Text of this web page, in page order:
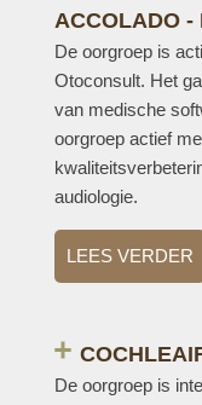
ACCOLADO -
De oorgroep is
Otoconsult. Het
van medische
oorgroep actief
audiologie.
LEES VERDER
De oorgroep is